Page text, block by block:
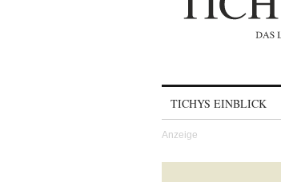
TICHYS EINBLICK